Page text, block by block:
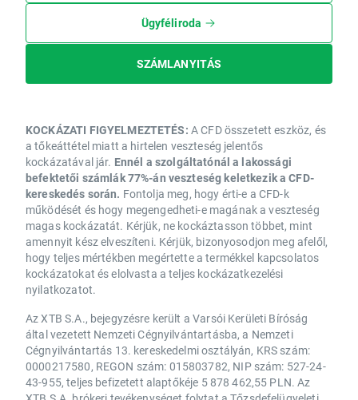
Ügyféliroda
SZÁMLANYITÁS
KOCKÁZATI FIGYELMEZTETÉS: A CFD összetett eszköz, és
a tőkeáttétel miatt a hirtelen veszteség jelentős
kockázatával jár. Ennél a szolgáltatónál a lakossági
befektetői számlák 77%-án veszteség keletkezik a CFD-
kereskedés során. Fontolja meg, hogy érti-e a CFD-k
működését és hogy megengedheti-e magának a veszteség
magas kockázatát. Kérjük, ne kockáztasson többet, mint
amennyit kész elveszíteni. Kérjük, bizonyosodjon meg afelől,
hogy teljes mértékben megértette a termékkel kapcsolatos
kockázatokat és elolvasta a teljes kockázatkezelési
nyilatkozatot.
Az XTB S.A., bejegyzésre került a Varsói Kerületi Bíróság
által vezetett Nemzeti Cégnyilvántartásba, a Nemzeti
Cégnyilvántartás 13. kereskedelmi osztályán, KRS szám:
0000217580, REGON szám: 015803782, NIP szám: 527-24-
43-955, teljes befizetett alaptőkéje 5 878 462,55 PLN. Az